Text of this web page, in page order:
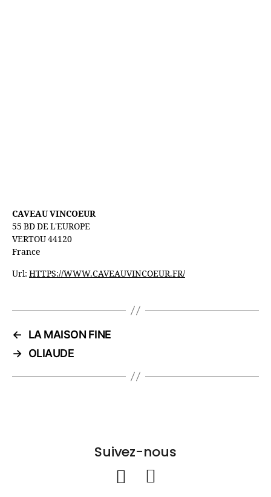
CAVEAU VINCOEUR
55 BD DE L'EUROPE
VERTOU44120
France
Url: HTTPS://WWW.CAVEAUVINCOEUR.FR/
←
LA MAISON FINE
→ OLIAUDE
Suivez-nous